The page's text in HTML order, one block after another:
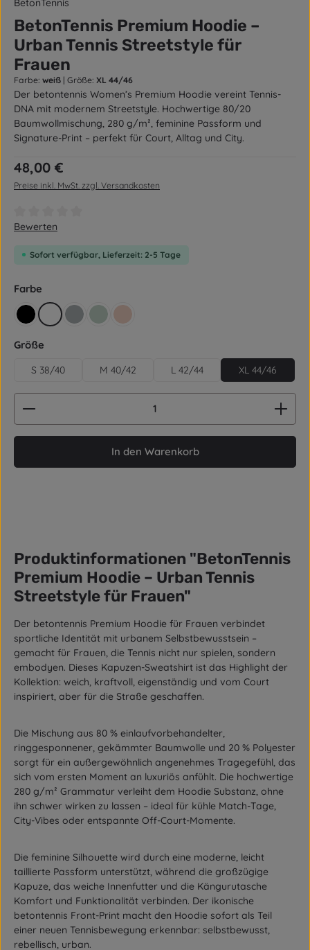
BetonTennis
BetonTennis Premium Hoodie –
Urban Tennis Streetstyle für
Frauen
Farbe: weiß | Größe: XL 44/46
Der betontennis Women’s Premium Hoodie vereint Tennis-
DNA mit modernem Streetstyle. Hochwertige 80/20
Baumwollmischung, 280 g/m², feminine Passform und
Signature-Print – perfekt für Court, Alltag und City.
Regulärer Preis:
48,00 €
Preise inkl. MwSt. zzgl. Versandkosten
Durchschnittliche Bewertung von 0 von 5 Sternen
Bewerten
Sofort verfügbar, Lieferzeit: 2-5 Tage
Farbe
schwarzweiß grau aquagrün
rose
Größe
S 38/40 M 40/42 L 42/44 XL 44/46
Produkt Anzahl: Gib den gewünschten Wert
In den Warenkorb
Produktinformationen "BetonTennis
Premium Hoodie – Urban Tennis
Streetstyle für Frauen"
Der betontennis Premium Hoodie für Frauen verbindet
sportliche Identität mit urbanem Selbstbewusstsein –
gemacht für Frauen, die Tennis nicht nur spielen, sondern
embodyen. Dieses Kapuzen-Sweatshirt ist das Highlight der
Kollektion: weich, kraftvoll, eigenständig und vom Court
inspiriert, aber für die Straße geschaffen.
Die Mischung aus 80 % einlaufvorbehandelter,
ringgesponnener, gekämmter Baumwolle und 20 % Polyester
sorgt für ein außergewöhnlich angenehmes Tragegefühl, das
sich vom ersten Moment an luxuriös anfühlt. Die hochwertige
280 g/m² Grammatur verleiht dem Hoodie Substanz, ohne
ihn schwer wirken zu lassen – ideal für kühle Match-Tage,
City-Vibes oder entspannte Off-Court-Momente.
Die feminine Silhouette wird durch eine moderne, leicht
taillierte Passform unterstützt, während die großzügige
Kapuze , das weiche Innenfutter und die Kängurutasche
Komfort und Funktionalität verbinden. Der ikonische
betontennis Front-Print macht den Hoodie sofort als Teil
einer neuen Tennisbewegung erkennbar: selbstbewusst,
rebellisch, urban.